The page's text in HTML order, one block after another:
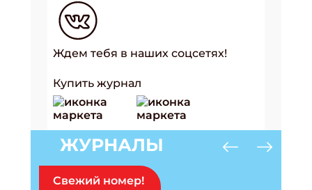
Ждем тебя в наших соцсетях!
Купить журнал
ЖУРНАЛЫ
Свежий номер!